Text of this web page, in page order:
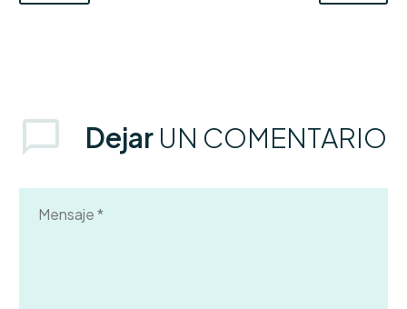
Dejar UN COMENTARIO